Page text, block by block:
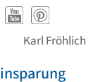
Karl Fröhlich